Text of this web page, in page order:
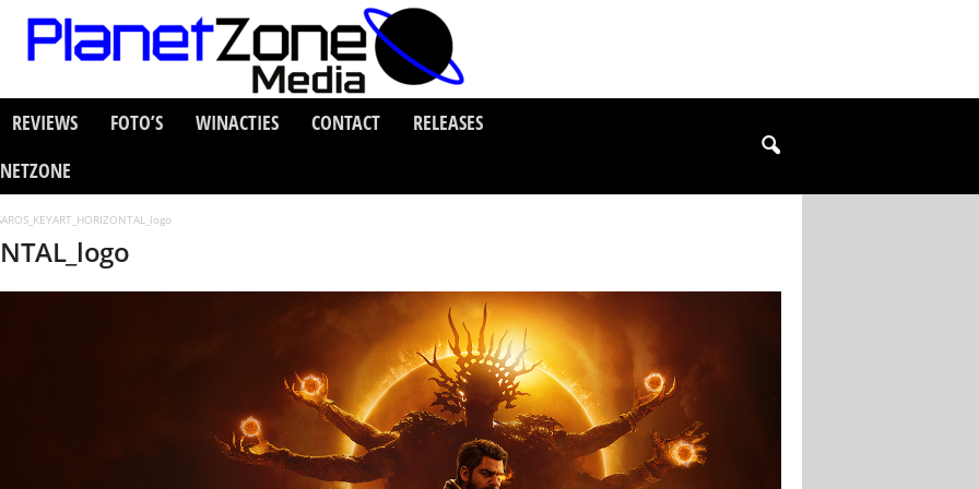
REVIEWS FOTO’S WINACTIES CONTACT
RELEASES